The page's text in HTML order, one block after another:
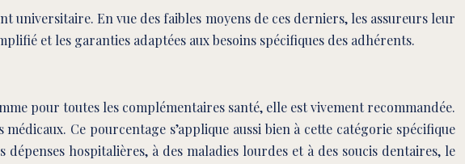
universitaire. En vue des faibles moyens de ces derniers, les assureurs leur
et les garanties adaptées aux besoins spécifiques des adhérents.
pour toutes les complémentaires santé, elle est vivement recommandée.
Ce pourcentage s’applique aussi bien à cette catégorie spécifique
hospitalières, à des maladies lourdes et à des soucis dentaires, le